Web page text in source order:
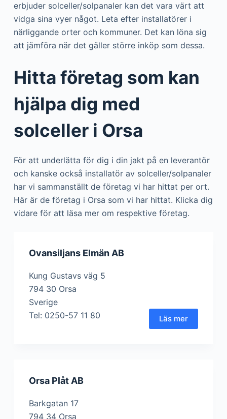
erbjuder solceller/solpanaler kan det vara värt att
vidga sina vyer något. Leta efter installatörer i
närliggande orter och kommuner. Det kan löna sig
att jämföra när det gäller större inköp som dessa.
Hitta företag som kan
hjälpa dig med
solceller i Orsa
För att underlätta för dig i din jakt på en leverantör
och kanske också installatör av solceller/solpanaler
har vi sammanställt de företag vi har hittat per ort.
Här är de företag i Orsa som vi har hittat. Klicka dig
vidare för att läsa mer om respektive företag.
Ovansiljans Elmän AB
Kung Gustavs väg 5
794 30 Orsa
Sverige
Tel: 0250-57 11 80
Läs mer
Orsa Plåt AB
Barkgatan 17
794 34 Orsa